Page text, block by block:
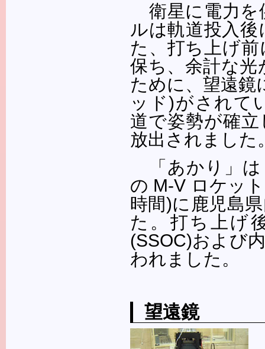
衛星に電力
ルは軌道投入後
た、打ち上げ
保ち、余計な
ために、望遠鏡
ッド)がされて
道で姿勢が確
放出されました
「あかり」
の M-V ロケッ
時間)に鹿児島
た。打ち上げ
(SSOC)および
われました。
望遠鏡